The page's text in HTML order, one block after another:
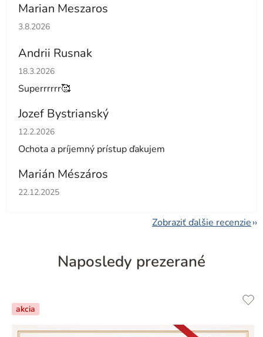
Marian Meszaros
Hodnotenie obchodu je 5 z 5 hviezdičiek.
3.8.2026
Andrii Rusnak
Hodnotenie obchodu je 5 z 5 hviezdičiek.
18.3.2026
Superrrrrr🥰
Jozef Bystrianský
Hodnotenie obchodu je 5 z 5 hviezdičiek.
12.2.2026
Ochota a príjemný prístup ďakujem
Marián Mészáros
Hodnotenie obchodu je 5 z 5 hviezdičiek.
22.12.2025
Zobraziť ďalšie recenzie
Naposledy prezerané
akcia